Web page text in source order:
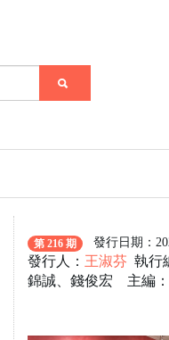
第 216 期 發行日期：
發行人： 王淑芬 執行
錦誠、錢俊宏 主編：